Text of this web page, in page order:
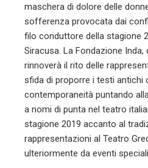
maschera di dolore delle
sofferenza provocata dai
filo conduttore della stagione
Siracusa. La Fondazione Inda,
rinnoverà il rito delle
sfida di proporre i testi antichi
contemporaneità puntando
a nomi di punta nel teatro
stagione 2019 accanto al
rappresentazioni al Teatro
ulteriormente da eventi